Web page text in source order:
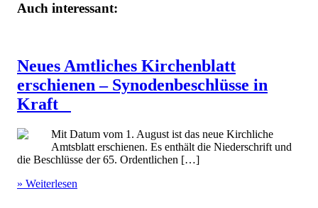
Auch interessant:
Neues Amtliches Kirchenblatt
erschienen – Synodenbeschlüsse in
Kraft
Mit Datum vom 1. August ist das neue Kirchliche
Amtsblatt erschienen. Es enthält die Niederschrift und
die Beschlüsse der 65. Ordentlichen […]
» Weiterlesen